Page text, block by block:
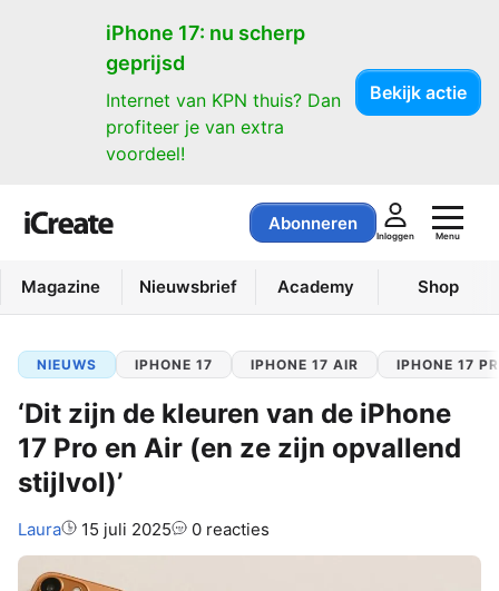
iPhone 17: nu scherp
geprijsd
Internet van KPN thuis? Dan
profiteer je van extra
voordeel!
Bekijk actie
Abonneren
Inloggen Menu
Magazine Nieuwsbrief Academy Shop
NIEUWS IPHONE 17 IPHONE 17 AIR IPHONE 17
‘Dit zijn de kleuren van de iPhone
17 Pro en Air (en ze zijn opvallend
stijlvol)’
Auteur:
Laura 15 juli 2025 0 reacties